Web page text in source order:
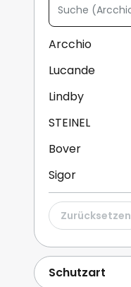
(Arcchio,
Lucande,
Arcchio
Lucande
Lindby
STEINEL
Bover
Sigor
PRIOS
Paulmann
Philips
EGLO
Zurücksetzen
Schutzart